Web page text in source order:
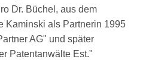
Dr. Büchel, aus dem
Kaminski als Partnerin 1995
AG" und später
Patentanwälte Est."